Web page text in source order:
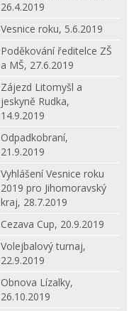
26.4.2019
Vesnice roku, 5.6.2019
Poděkování ředitelce ZŠ
a MŠ, 27.6.2019
Zájezd Litomyšl a
jeskyně Rudka,
14.9.2019
Odpadkobraní,
21.9.2019
Vyhlášení Vesnice roku
2019 pro Jihomoravský
kraj, 28.7.2019
Cezava Cup, 20.9.2019
Volejbalový turnaj,
22.9.2019
Obnova Lízalky,
26.10.2019